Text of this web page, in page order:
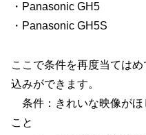
・Panasonic GH5
・Panasonic GH5S
ここで条件を再度当ては
込みができます。
条件：きれいな映像がほ
こと